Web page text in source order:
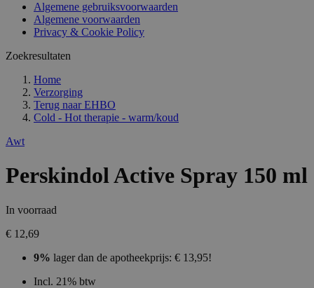
Algemene gebruiksvoorwaarden
Algemene voorwaarden
Privacy & Cookie Policy
Zoekresultaten
Home
Verzorging
Terug naar EHBO
Cold - Hot therapie - warm/koud
Awt
Perskindol Active Spray 150 ml
In voorraad
€ 12,69
9% lager dan de apotheekprijs: € 13,95!
Incl. 21% btw